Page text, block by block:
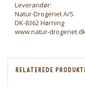
Leverandør:
Natur-Drogeriet A/S
DK-8362 Hørning
www.natur-
RELATEREDE